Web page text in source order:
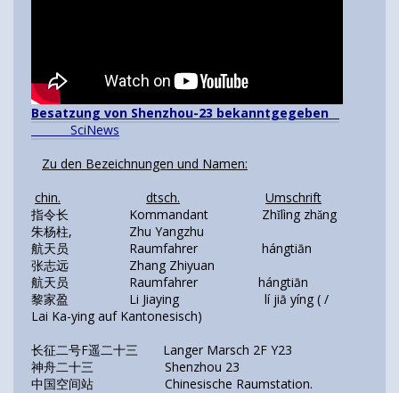
Besatzung von Shenzhou-23 bekanntgegeben
SciNews
Zu den Bezeichnungen und Namen:
chin.
dtsch.
Umschrift
指令长 Kommandant Zhǐlìng zhǎng
朱杨柱, Zhu Yangzhu
航天员 Raumfahrer hángtiān
张志远 Zhang Zhiyuan
航天员 Raumfahrer hángtiān
黎家盈 Li Jiaying lí jiā yíng ( /
Lai Ka-ying auf Kantonesisch)
长征二号F遥二十三 Langer Marsch 2F Y23
神舟二十三 Shenzhou 23
中国空间站 Chinesische Raumstation.